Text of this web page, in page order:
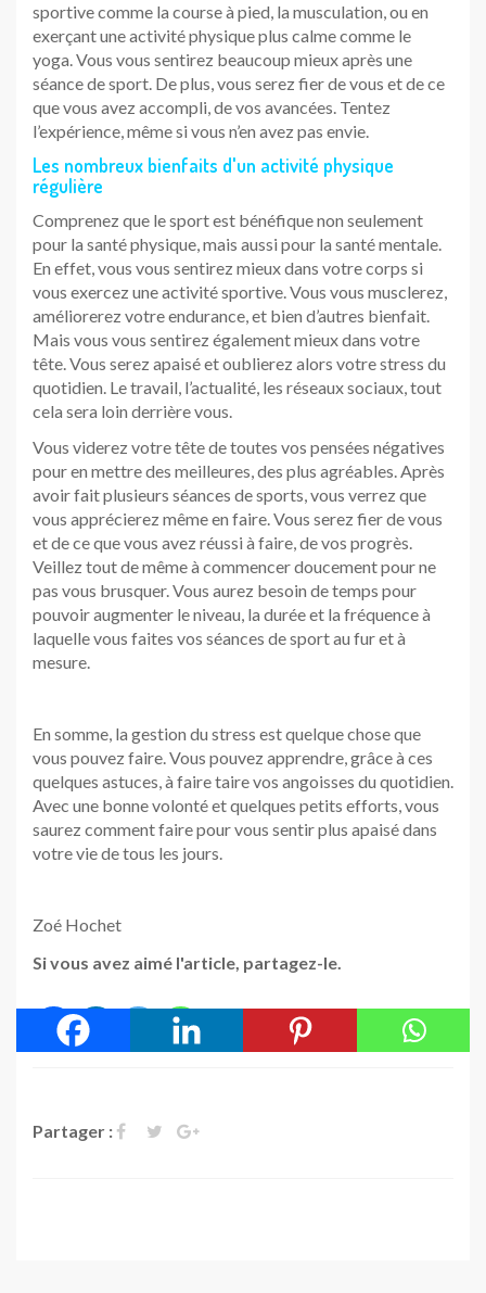
sportive comme la course à pied, la musculation, ou en
exerçant une activité physique plus calme comme le
yoga. Vous vous sentirez beaucoup mieux après une
séance de sport. De plus, vous serez fier de vous et de ce
que vous avez accompli, de vos avancées. Tentez
l’expérience, même si vous n’en avez pas envie.
Les nombreux bienfaits d'un activité physique
régulière
Comprenez que le sport est bénéfique non seulement
pour la santé physique, mais aussi pour la santé mentale.
En effet, vous vous sentirez mieux dans votre corps si
vous exercez une activité sportive. Vous vous musclerez,
améliorerez votre endurance, et bien d’autres bienfait.
Mais vous vous sentirez également mieux dans votre
tête. Vous serez apaisé et oublierez alors votre stress du
quotidien. Le travail, l’actualité, les réseaux sociaux, tout
cela sera loin derrière vous.
Vous viderez votre tête de toutes vos pensées négatives
pour en mettre des meilleures, des plus agréables. Après
avoir fait plusieurs séances de sports, vous verrez que
vous apprécierez même en faire. Vous serez fier de vous
et de ce que vous avez réussi à faire, de vos progrès.
Veillez tout de même à commencer doucement pour ne
pas vous brusquer. Vous aurez besoin de temps pour
pouvoir augmenter le niveau, la durée et la fréquence à
laquelle vous faites vos séances de sport au fur et à
mesure.
En somme, la gestion du stress est quelque chose que
vous pouvez faire. Vous pouvez apprendre, grâce à ces
quelques astuces, à faire taire vos angoisses du quotidien.
Avec une bonne volonté et quelques petits efforts, vous
saurez comment faire pour vous sentir plus apaisé dans
votre vie de tous les jours.
Zoé Hochet
Si vous avez aimé l'article, partagez-le.
Partager :